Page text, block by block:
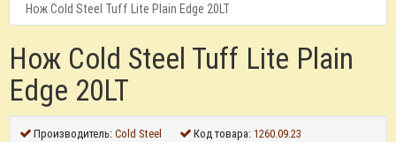
Нож Cold Steel Tuff Lite Plain Edge 20LT
Нож Cold Steel Tuff Lite Plain
Edge 20LT
Производитель:Cold Steel Код товара:1260.09.23